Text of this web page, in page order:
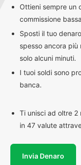
Ottieni sempre un
commissione
Sposti il tuo
spesso ancora
solo alcuni minuti.
I tuoi soldi sono
banca.
Ti unisci ad oltre 2
in 47 valute
Invia Denaro